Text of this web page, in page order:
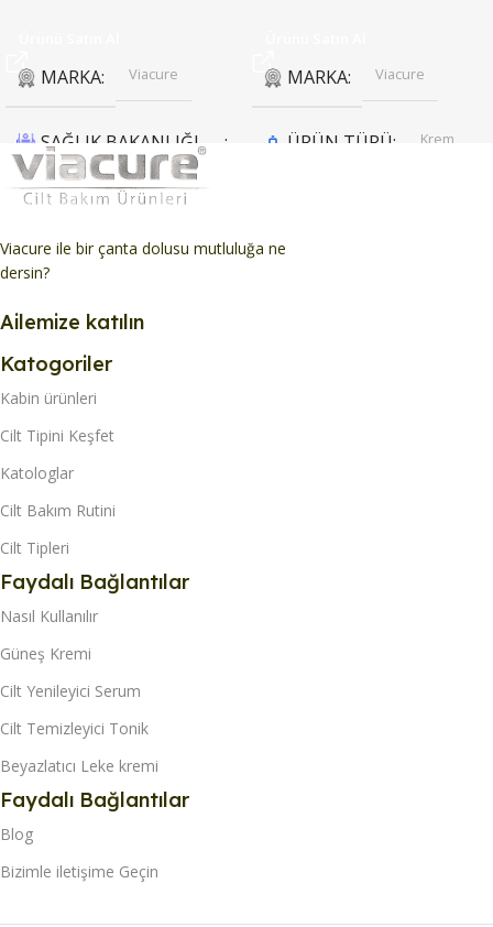
MARKA Viacure
SAĞLIK BAKANLIĞI
KAYDI
ÜRÜN TÜRÜ
KULLANIM AMACI
Aydınlatma & Leke Karşıtı
KULLANIM ZAMANI
Duş Sonrası
,
Gece
CILT TIPI
CILT SORUNU
Cilt Lekeleri
MARKA Viacure
ÜRÜN TÜRÜ Krem
Viacure ile bir çanta dolusu mutluluğa ne
dersin?
Ailemize katılın
Katogoriler
Kabin ürünleri
Cilt Tipini Keşfet
Katologlar
Cilt Bakım Rutini
Cilt Tipleri
Faydalı Bağlantılar
Nasıl Kullanılır
Güneş Kremi
Cilt Yenileyici Serum
Cilt Temizleyici Tonik
Beyazlatıcı Leke kremi
Faydalı Bağlantılar
Blog
Bizimle iletişime Geçin